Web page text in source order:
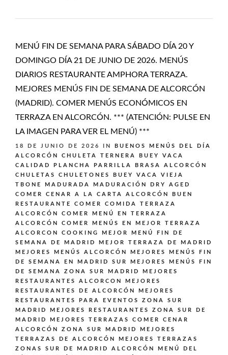
MENÚ FIN DE SEMANA PARA SÁBADO DÍA 20 Y
DOMINGO DÍA 21 DE JUNIO DE 2026. MENÚS
DIARIOS RESTAURANTE AMPHORA TERRAZA.
MEJORES MENÚS FIN DE SEMANA DE ALCORCÓN
(MADRID). COMER MENÚS ECONÓMICOS EN
TERRAZA EN ALCORCÓN. *** (ATENCIÓN: PULSE EN
LA IMAGEN PARA VER EL MENÚ) ***
18 DE JUNIO DE 2026 IN
BUENOS MENÚS DEL DÍA
ALCORCÓN
CHULETA TERNERA BUEY VACA
CALIDAD PLANCHA PARRILLA BRASA ALCORCÓN
CHULETAS CHULETONES BUEY VACA VIEJA
TBONE MADURADA MADURACIÓN DRY AGED
COMER CENAR A LA CARTA ALCORCÓN BUEN
RESTAURANTE
COMER COMIDA TERRAZA
ALCORCÓN
COMER MENÚ EN TERRAZA
ALCORCÓN
COMER MENÚS EN MEJOR TERRAZA
ALCORCON
COOKING
MEJOR MENÚ FIN DE
SEMANA DE MADRID
MEJOR TERRAZA DE MADRID
MEJORES MENÚS ALCORCÓN
MEJORES MENÚS FIN
DE SEMANA EN MADRID SUR
MEJORES MENÚS FIN
DE SEMANA ZONA SUR MADRID
MEJORES
RESTAURANTES ALCORCON
MEJORES
RESTAURANTES DE ALCORCÓN
MEJORES
RESTAURANTES PARA EVENTOS ZONA SUR
MADRID
MEJORES RESTAURANTES ZONA SUR DE
MADRID
MEJORES TERRAZAS COMER CENAR
ALCORCÓN ZONA SUR MADRID
MEJORES
TERRAZAS DE ALCORCÓN
MEJORES TERRAZAS
ZONAS SUR DE MADRID ALCORCÓN
MENÚ DEL